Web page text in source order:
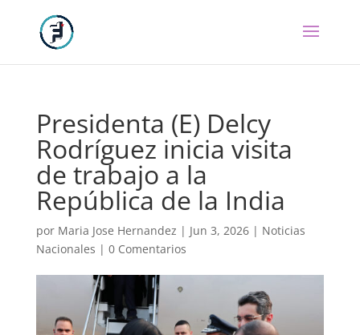
Presidenta (E) Delcy
Rodríguez inicia visita
de trabajo a la
República de la India
por Maria Jose Hernandez | Jun 3, 2026| Noticias
Nacionales | 0 Comentarios